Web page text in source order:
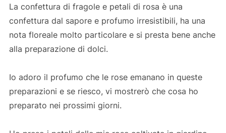
La confettura di fragole e petali di rosa è una
confettura dal sapore e profumo irresistibili, ha una
nota floreale molto particolare e si presta bene anche
alla preparazione di dolci.
Io adoro il profumo che le rose emanano in queste
preparazioni e se riesco, vi mostrerò che cosa ho
preparato nei prossimi giorni.